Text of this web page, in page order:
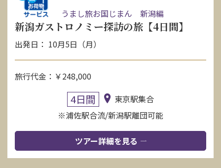
うまし旅お国じまん 新潟編
新潟ガストロノミー探訪の旅【4日間】
出発日： 10月5日（月）
旅行代金：￥248,000
4日間
東京駅集合
※浦佐駅合流/新潟駅離団可能
ツアー詳細を見る